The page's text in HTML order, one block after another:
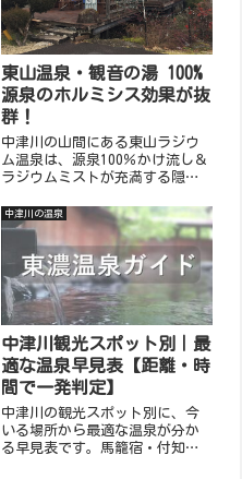
東山温泉・観音の湯 100%
源泉のホルミシス効果が抜
群！
中津川の山間にある東山ラジウ
ム温泉は、源泉100％かけ流し＆
ラジウムミストが充満する隠れ
ューマチに効能があり、静かに
癒されたい方におすすめ。食事
付きプランや無料休憩所も完
備。
中津川の温泉
中津川観光スポット別｜最
適な温泉早見表【距離・時
間で一発判定】
中津川の観光スポット別に、今
いる場所から最適な温泉が分か
る早見表です。馬籠宿・付知